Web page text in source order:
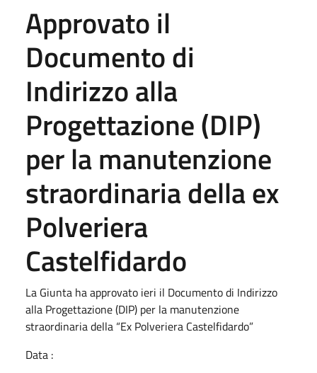
Approvato il
Documento di
Indirizzo alla
Progettazione (DIP)
per la manutenzione
straordinaria della ex
Polveriera
Castelfidardo
La Giunta ha approvato ieri il Documento di Indirizzo
alla Progettazione (DIP) per la manutenzione
straordinaria della “Ex Polveriera Castelfidardo”
Data :